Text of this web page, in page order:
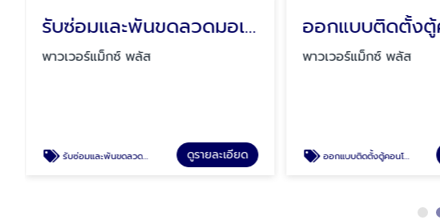
รับซ่อมและพันขดลวดมอเตอร์ไฟฟ้า
พาวเวอร์แม็กซ์ พลัส
รับซ่อมและพันขดลวดมอเตอร์ไฟฟ้า ดูรายละเอียด
พาวเวอร์แม็กซ์ พลัส
ออกแบบติดตั้งตู้คอนโทรลไฟฟ้า (Control Cabinet)